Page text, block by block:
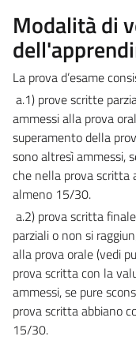
Modalità di
La prova d’esame
a.1) prove scritte
ammessi alla prova
superamento della
sono altresì ammessi,
che nella prova scritta
almeno 15/30.
a.2) prova scritta
parziali o non si
alla prova orale (vedi
prova scritta con la
ammessi, se pure
prova scritta abbiano
15/30.